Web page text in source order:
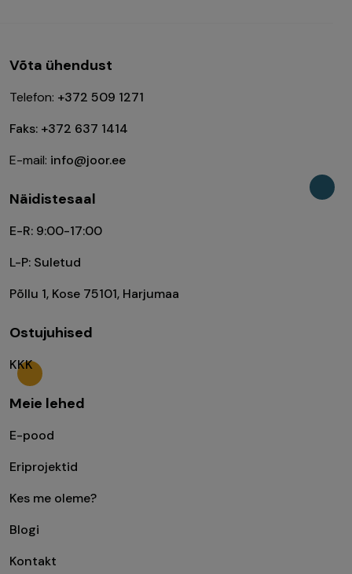
Võta ühendust
Telefon: +372 509 1271
Faks: +372 637 1414
E-mail: info@joor.ee
Näidistesaal
E-R: 9:00-17:00
L-P: Suletud
Põllu 1, Kose 75101, Harjumaa
Ostujuhised
KKK
Meie lehed
E-pood
Eriprojektid
Kes me oleme?
Blogi
Kontakt